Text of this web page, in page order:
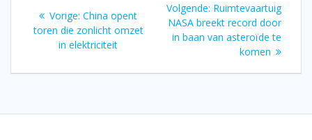
navigatie
Vorige: Vorig
bericht:
China opent
toren die zonlicht omzet
in elektriciteit
Volgende: Volgend
bericht:
Ruimtevaartuig
NASA breekt record door
in baan van asteroïde te
komen